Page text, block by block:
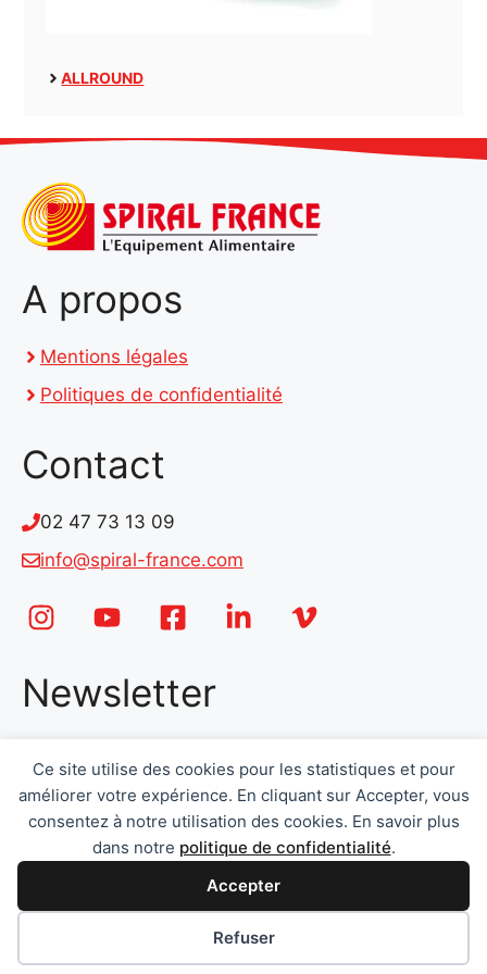
Ce site utilise des cookies pour les statistiques et pour
améliorer votre expérience. En cliquant sur Accepter, vous
consentez à notre utilisation des cookies. En savoir plus
dans notre politique de confidentialité.
Accepter
Refuser
Préférences des cookies
ALLROUND
A propos
Mentions légales
Politiques de confidentialité
Contact
02 47 73 13 09
info@spiral-france.com
Newsletter
Email*